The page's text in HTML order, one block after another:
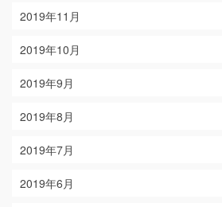
2019年11月
2019年10月
2019年9月
2019年8月
2019年7月
2019年6月